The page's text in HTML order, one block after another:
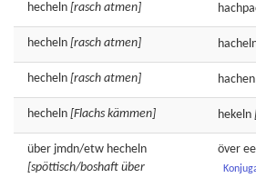
hecheln [rasch atmen]
hecheln [rasch atmen]
hecheln [rasch atmen] hachen
hecheln [Flachs kämmen] hekeln
über jmdn/etw hecheln
[spöttisch/boshaft über
över